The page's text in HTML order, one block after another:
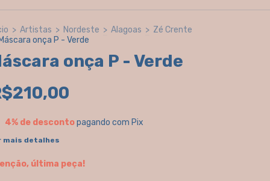
> Artistas > Nordeste > Alagoas > Zé Crente
onça P - Verde
onça P - Verde
4% de descontopagando com Pix
mais detalhes
última peça!